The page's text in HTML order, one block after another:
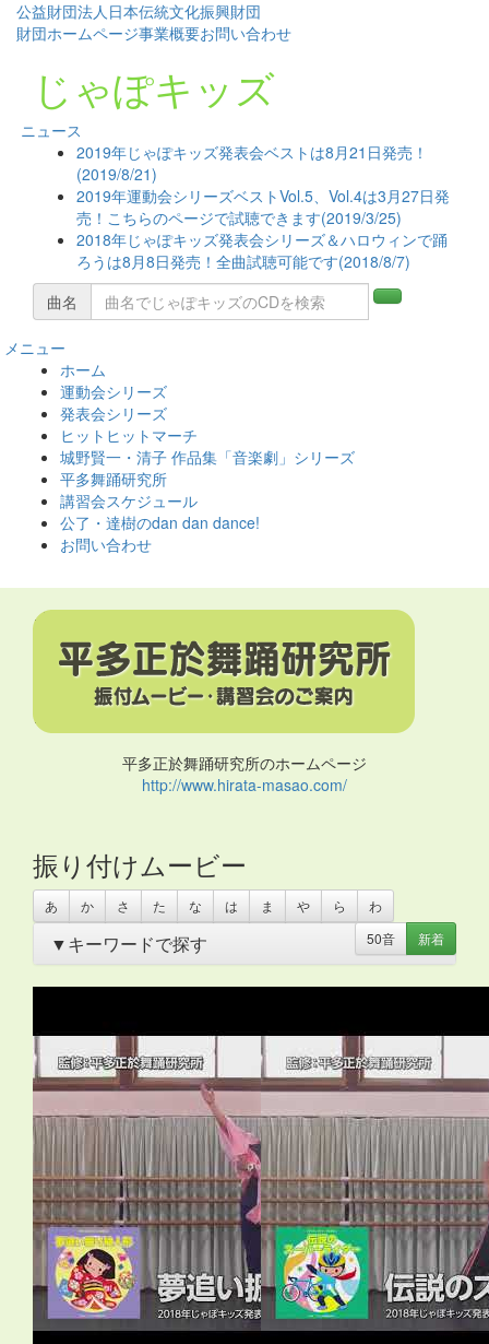
公益財団法人日本伝統文化振興財団
財団ホームページ事業概要お問い合わせ
じゃぽキッズ
ニュース
2019年じゃぽキッズ発表会ベストは8月21日発売！
(2019/8/21)
2019年運動会シリーズベストVol.5、Vol.4は3月27日発
売！こちらのページで試聴できます(2019/3/25)
2018年じゃぽキッズ発表会シリーズ＆ハロウィンで踊
ろうは8月8日発売！全曲試聴可能です(2018/8/7)
曲名
メニュー
ホーム
運動会シリーズ
発表会シリーズ
ヒットヒットマーチ
城野賢一・清子 作品集「音楽劇」シリーズ
平多舞踊研究所
講習会スケジュール
公了・達樹のdan dan dance!
お問い合わせ
平多正於舞踊研究所のホームページ
http://www.hirata-masao.com/
振り付けムービー
あ か さ た な は ま や ら
わ
50音
新着
▼キーワードで探す
あいさつ・アイリッシュ・いきもの・うちわ・オリンピ
き・お花・お面・カスタネット・カチャーシー・カップ
麺容器・カミナリ・カントリー カンフー・クリスマ
ス・サムライ・さる・シーサー・ジャングルビート・ス
・スポーツ
ンバリン・チアガール・つえ・テクノ・ニューオリン
ズ
のみもの・ パジャマ ・ バチ バラ ・ ハロウィン・ ハ
ワイアン ・ヒーロー ・ ピアノ伴奏・ ヒップホップ・
ヒロ
イン・ファンタジー・ブギウギ・フラ・フラメンコ・ペ
ットボトル・ポップス・ポンポン・マーチ・まとい・マ
ント・ミュージカル・もちつき・よさこい・ライダー・
ラップ・ラテン ロック・わらべうた・
世界の言
葉・人形・体操・傘・和風 ・太鼓・妖怪・布・ 帽子・忍
者・応援団・扇・扇子・手作りの刀・手袋・手話・旗・
日本・昔話・ 時代劇・武術・民謡・汽車・沖縄 ・海賊・